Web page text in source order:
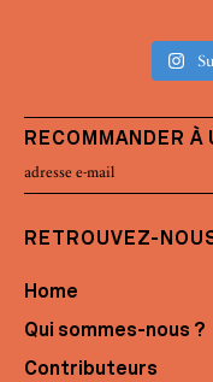
RECOMMANDER À
RETROUVEZ-
Home
Qui sommes-nous ?
Contributeurs